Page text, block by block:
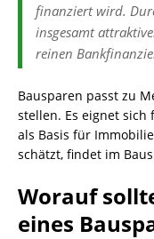
finanziert wird.
insgesamt
reinen
Bausparen passt zu
stellen. Es eignet sich
als Basis für
schätzt, findet im
Worauf
eines